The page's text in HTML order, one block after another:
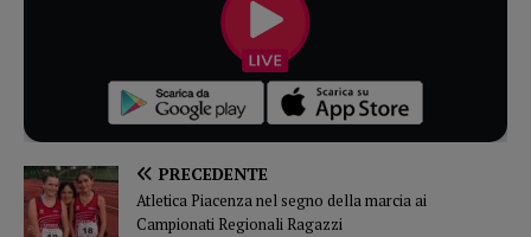
PRECEDENTE
Atletica Piacenza nel segno della marcia ai
Campionati Regionali Ragazzi